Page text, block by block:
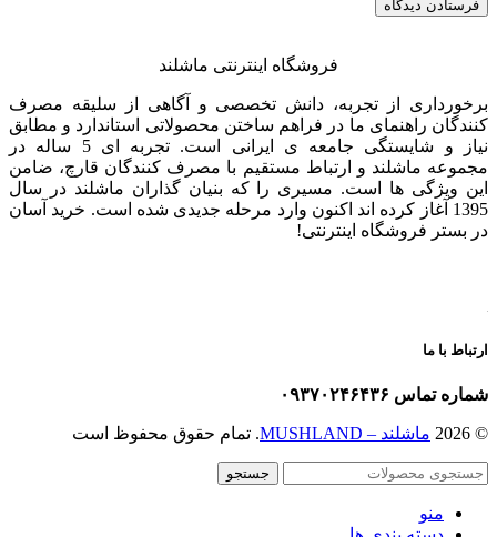
فروشگاه اینترنتی ماشلند
برخورداری از تجربه، دانش تخصصی و آگاهی از سلیقه مصرف
کنندگان راهنمای ما در فراهم ساختن محصولاتی استاندارد و مطابق
نیاز و شایستگی جامعه ی ایرانی است. تجربه ای 5 ساله در
مجموعه ماشلند و ارتباط مستقیم با مصرف کنندگان قارچ، ضامن
این ویژگی ها است. مسیری را که بنیان گذاران ماشلند در سال
1395 آغاز کرده اند اکنون وارد مرحله جدیدی شده است. خرید آسان
در بستر فروشگاه اینترنتی!
ارتباط با ما
شماره تماس ۰۹۳۷۰۲۴۶۴۳۶
© 2026 ماشلند – MUSHLAND . تمام حقوق محفوظ است
جستجو
منو